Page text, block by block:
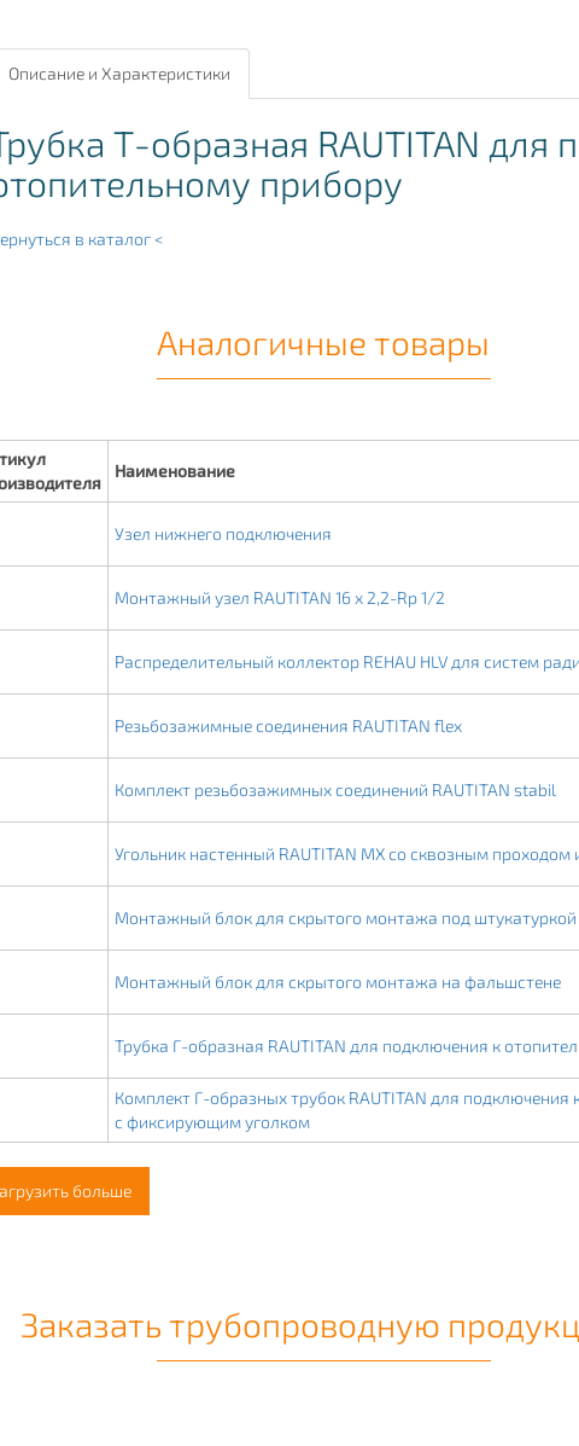
Описание и Характеристики
Т-образная RAUTITAN для
прибору
в каталог <
Аналогичные товары
Наименование
Узел нижнего подключения
Монтажный узел RAUTITAN 16 x 2,2-Rp 1/2
Распределительный коллектор REHAU HLV для систем
Резьбозажимные соединения RAUTITAN flex
Комплект резьбозажимных соединений RAUTITAN stabil
Угольник настенный RAUTITAN MX со сквозным проходом
Монтажный блок для скрытого монтажа под штукатуркой
Монтажный блок для скрытого монтажа на фальшстене
Трубка Г-образная RAUTITAN для подключения к
Комплект Г-образных трубок RAUTITAN для подключения
с фиксирующим уголком
больше
Заказать трубопроводную